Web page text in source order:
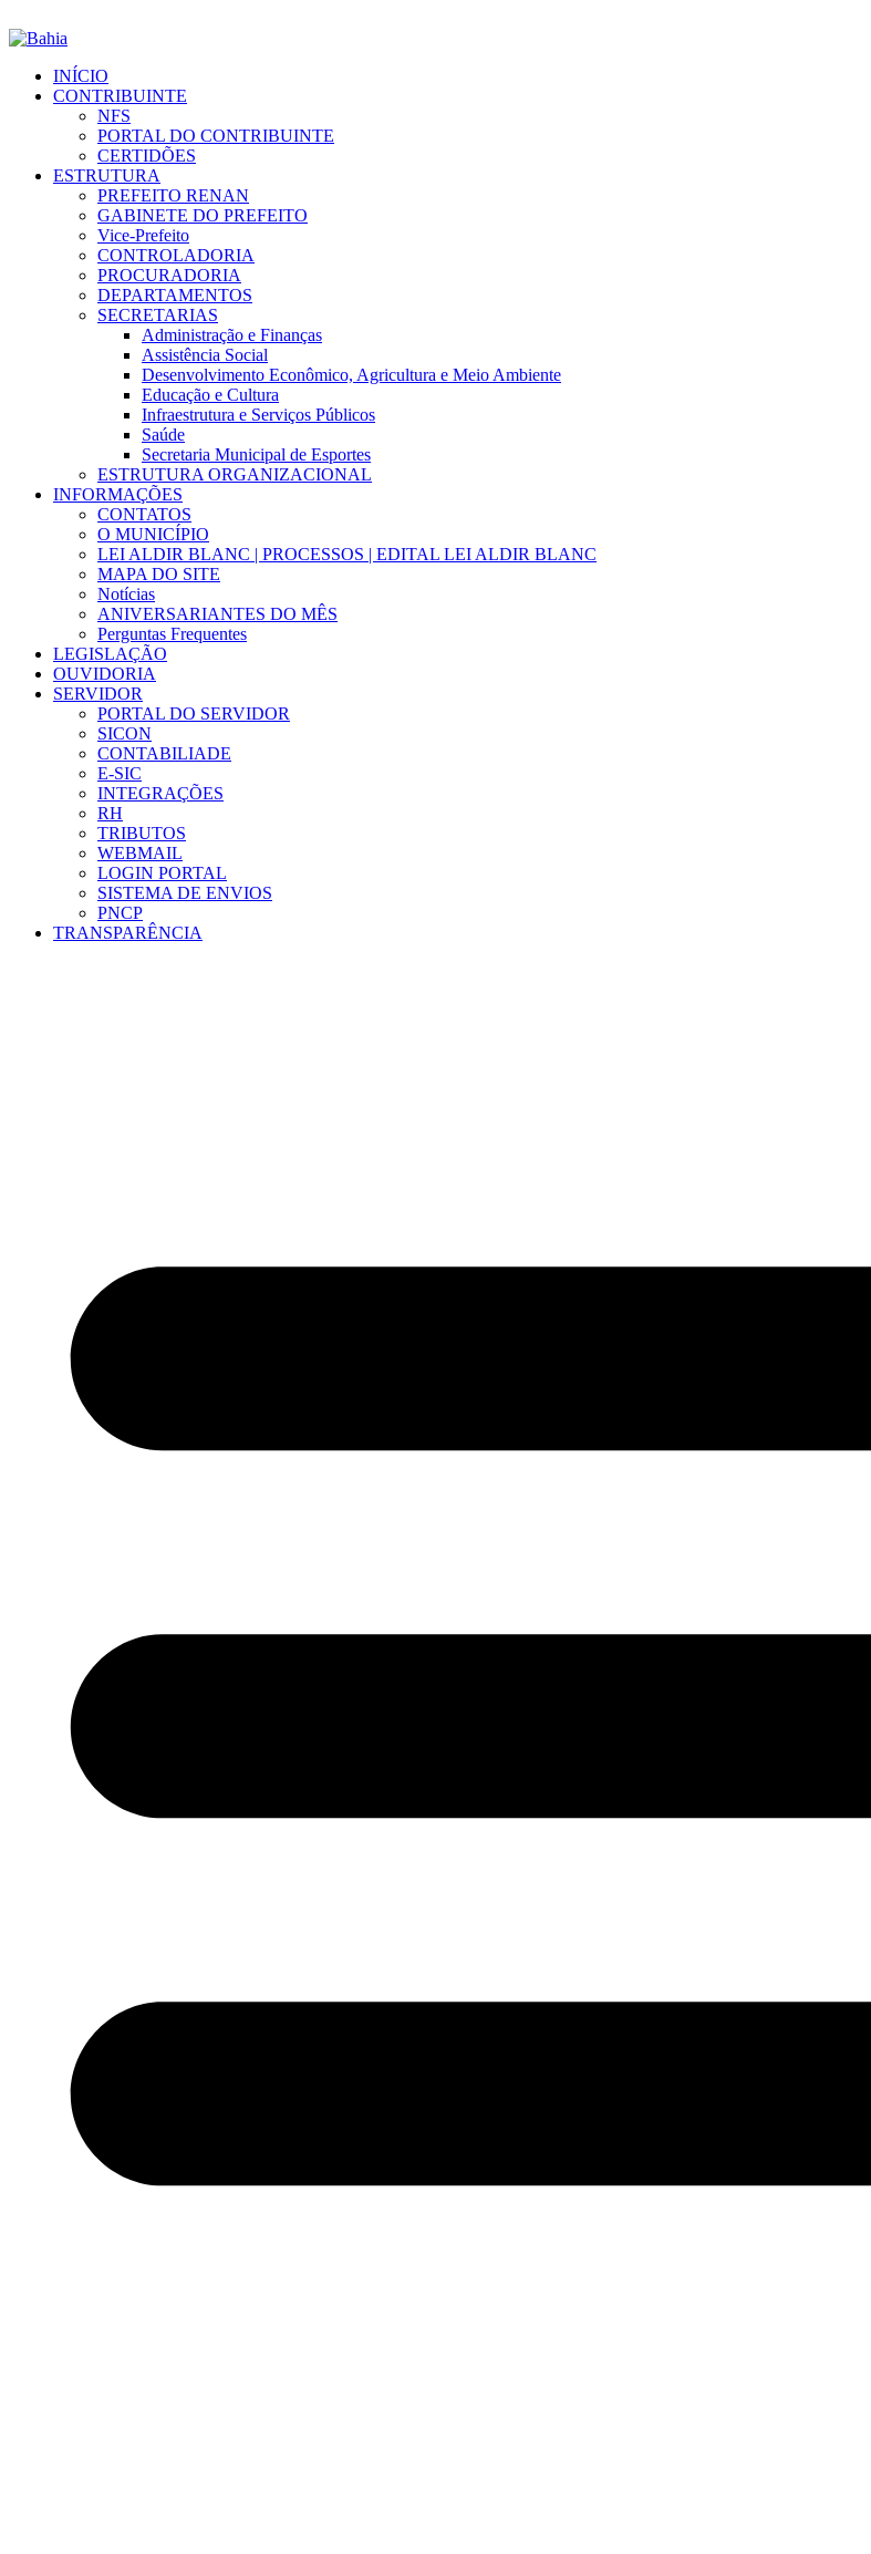
INÍCIO
CONTRIBUINTE
NFS
PORTAL DO CONTRIBUINTE
CERTIDÕES
ESTRUTURA
PREFEITO RENAN
GABINETE DO PREFEITO
Vice-Prefeito
CONTROLADORIA
PROCURADORIA
DEPARTAMENTOS
SECRETARIAS
Administração e Finanças
Assistência Social
Desenvolvimento Econômico, Agricultura e Meio Ambiente
Educação e Cultura
Infraestrutura e Serviços Públicos
Saúde
Secretaria Municipal de Esportes
ESTRUTURA ORGANIZACIONAL
INFORMAÇÕES
CONTATOS
O MUNICÍPIO
LEI ALDIR BLANC | PROCESSOS | EDITAL LEI ALDIR BLANC
MAPA DO SITE
Notícias
ANIVERSARIANTES DO MÊS
Perguntas Frequentes
LEGISLAÇÃO
OUVIDORIA
SERVIDOR
PORTAL DO SERVIDOR
SICON
CONTABILIADE
E-SIC
INTEGRAÇÕES
RH
TRIBUTOS
WEBMAIL
LOGIN PORTAL
SISTEMA DE ENVIOS
PNCP
TRANSPARÊNCIA